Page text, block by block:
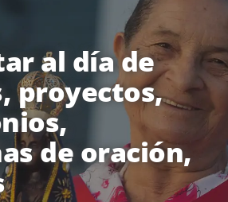
al día de
proyectos,
de oración,